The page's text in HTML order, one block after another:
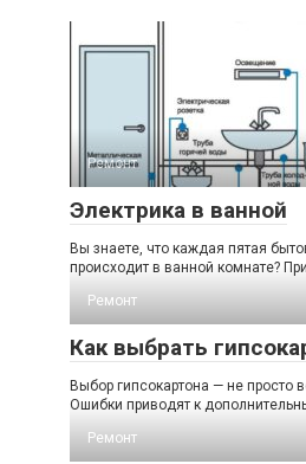
Ремонт
Электрика в ванной
Вы знаете, что каждая пятая
происходит в ванной комнате?
Ремонт
Как выбрать
Выбор гипсокартона — не просто
Ошибки приводят к
Ремонт